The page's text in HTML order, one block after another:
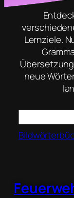
Lernziele.
neue